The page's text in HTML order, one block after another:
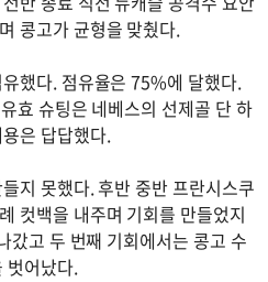
콩고가 균형을 맞췄다.
했다. 점유율은 75%에 달했다.
효 슈팅은 네베스의 선제골 단 하
은 답답했다.
지 못했다. 후반 중반 프란시스쿠
컷백을 내주며 기회를 만들었지
갔고 두 번째 기회에서는 콩고 수
벗어났다.